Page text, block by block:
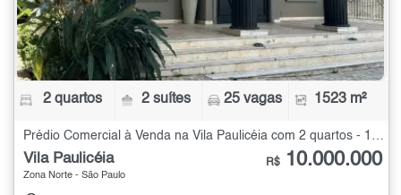
2 quartos 2 suítes 25 vagas 1523 m²
Prédio Comercial à Venda na Vila Paulicéia com 2 quartos - 1523 m²
Vila Paulicéia
Zona Norte - São Paulo
R$ 10.000.000